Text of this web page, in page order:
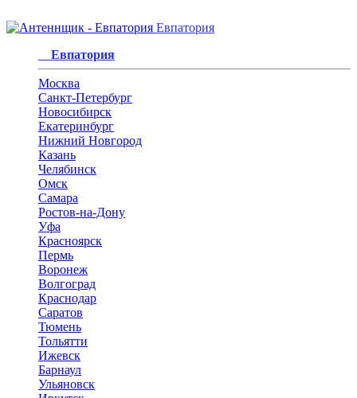
Евпатория
Евпатория
Москва
Санкт-Петербург
Новосибирск
Екатеринбург
Нижний Новгород
Казань
Челябинск
Омск
Самара
Ростов-на-Дону
Уфа
Красноярск
Пермь
Воронеж
Волгоград
Краснодар
Саратов
Тюмень
Тольятти
Ижевск
Барнаул
Ульяновск